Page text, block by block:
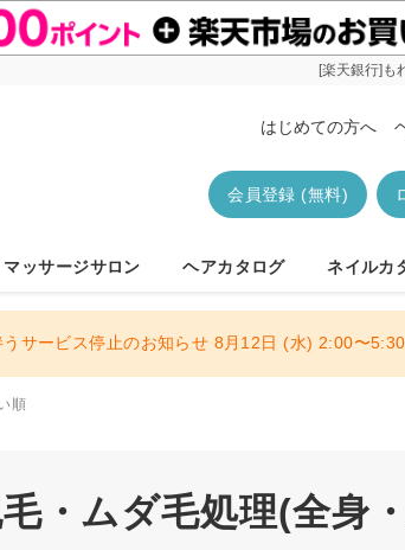
[楽天銀行]も
はじめての方へ
会員登録 (無料)
マッサージサロン ヘアカタログ ネイルカ
サービス停止のお知らせ 8月12日 (水) 2:00〜5:30
順
・ムダ毛処理(全身